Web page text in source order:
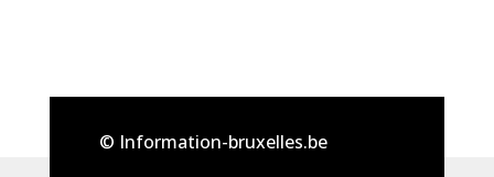
© Information-bruxelles.be